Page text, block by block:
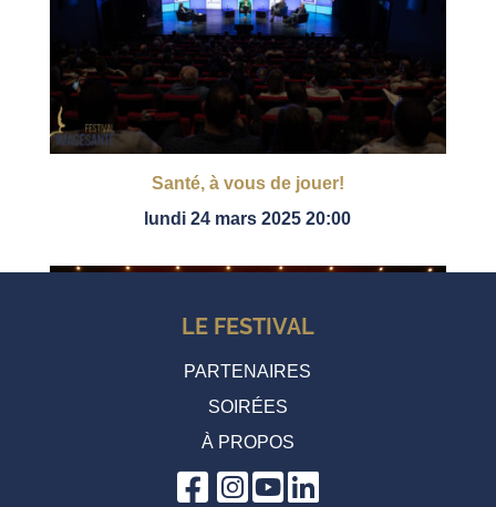
Santé, à vous de jouer!
lundi 24 mars 2025 20:00
LE FESTIVAL
PARTENAIRES
SOIRÉES
À PROPOS